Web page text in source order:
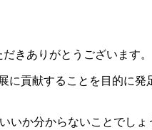
きありがとうございます。
貢献することを目的に発
いか分からないことでしょ